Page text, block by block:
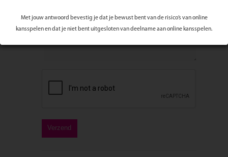
Met jouw antwoord bevestig je dat je bewust bent van de risico’s van online
kansspelen en dat je niet bent uitgesloten van deelname aan online kansspelen.